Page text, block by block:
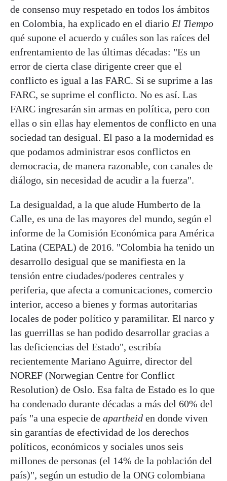
de consenso muy respetado en todos los ámbitos
en Colombia, ha explicado en el diario El Tiempo
qué supone el acuerdo y cuáles son las raíces del
enfrentamiento de las últimas décadas: "Es un
error de cierta clase dirigente creer que el
conflicto es igual a las FARC. Si se suprime a las
FARC, se suprime el conflicto. No es así. Las
FARC ingresarán sin armas en política, pero con
ellas o sin ellas hay elementos de conflicto en una
sociedad tan desigual. El paso a la modernidad es
que podamos administrar esos conflictos en
democracia, de manera razonable, con canales de
diálogo, sin necesidad de acudir a la fuerza".
La desigualdad, a la que alude Humberto de la
Calle, es una de las mayores del mundo, según el
informe de la Comisión Económica para América
Latina (CEPAL) de 2016. "Colombia ha tenido un
desarrollo desigual que se manifiesta en la
tensión entre ciudades/poderes centrales y
periferia, que afecta a comunicaciones, comercio
interior, acceso a bienes y formas autoritarias
locales de poder político y paramilitar. El narco y
las guerrillas se han podido desarrollar gracias a
las deficiencias del Estado", escribía
recientemente Mariano Aguirre, director del
NOREF (Norwegian Centre for Conflict
Resolution) de Oslo. Esa falta de Estado es lo que
ha condenado durante décadas a más del 60% del
país "a una especie de apartheid en donde viven
sin garantías de efectividad de los derechos
políticos, económicos y sociales unos seis
millones de personas (el 14% de la población del
país)", según un estudio de la ONG colombiana